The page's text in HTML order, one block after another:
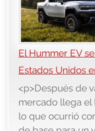
El Hummer EV
Estados Unidos
<p>Después de
mercado llega el
lo que ocurrió